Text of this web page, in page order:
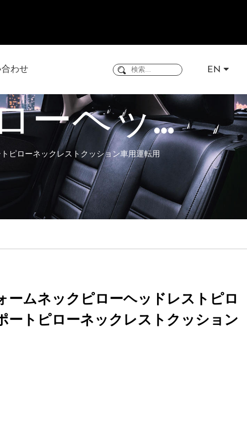
わせ EN
ーヘッ...
ピローネックレストクッション車用運転用
ームネックピローヘッドレストピロ
ートピローネックレストクッション